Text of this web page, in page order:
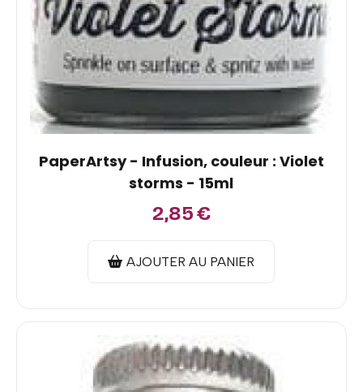
PaperArtsy - Infusion, couleur : Violet
storms - 15ml
2,85€
AJOUTER AU PANIER